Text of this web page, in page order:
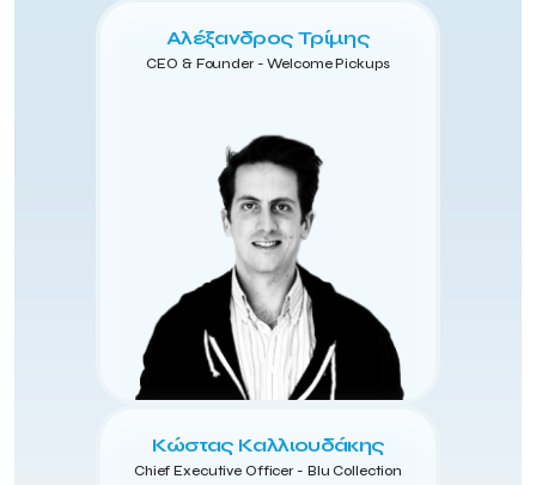
Αλέξανδρος Τρίμης
CEO & Founder - Welcome Pickups
Κώστας Καλλιουδάκης
Chief Executive Officer - Blu Collection